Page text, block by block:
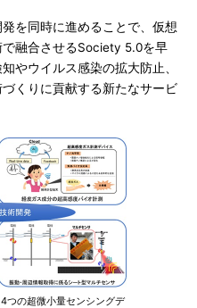
を同時に進めることで、仮想
融合させるSociety 5.0を早
やウイルス感染の拡大防止、
くりに貢献する新たなサービ
つの超微小量センシングデ